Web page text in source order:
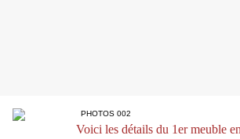
Voici les détails du 1er meuble